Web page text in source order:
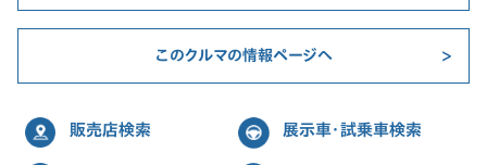
このクルマの情報ページへ
販売店検索 展示車・試乗車検索